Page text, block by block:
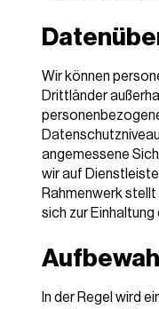
Wir können
Drittländer
angemessene
wir auf
Rahmenwerk
sich zur
In der Regel wird